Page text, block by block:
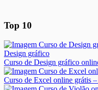
Top 10
Curso de Design gráfico
Curso de Excel online grátis